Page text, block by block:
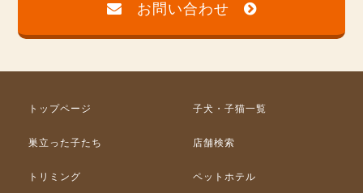
お問い合わせ
トップページ 子犬・子猫一覧
巣立った子たち 店舗検索
トリミング ペットホテル